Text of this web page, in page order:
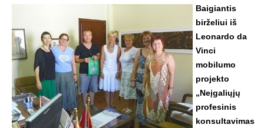
Baigiantis
birželiui iš
Leonardo da
Vinci
mobilumo
projekto
„Neįgaliųjų
profesinis
konsultavimas